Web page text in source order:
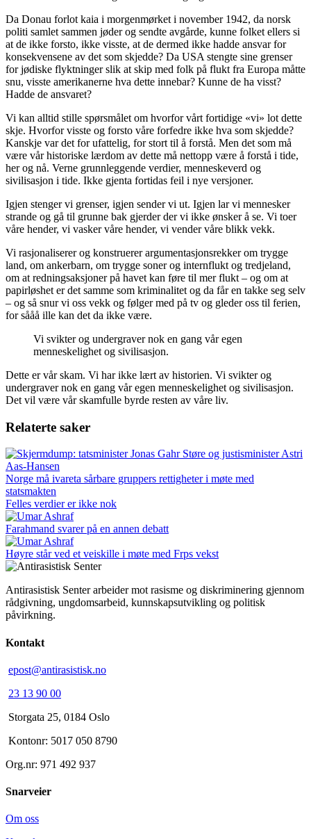
Da Donau forlot kaia i morgenmørket i november 1942, da norsk
politi samlet sammen jøder og sendte avgårde, kunne folket ellers si
at de ikke forsto, ikke visste, at de dermed ikke hadde ansvar for
konsekvensene av det som skjedde? Da USA stengte sine grenser
for jødiske flyktninger slik at skip med folk på flukt fra Europa måtte
snu, visste amerikanerne hva dette innebar? Kunne de ha visst?
Hadde de ansvaret?
Vi kan alltid stille spørsmålet om hvorfor vårt fortidige «vi» lot dette
skje. Hvorfor visste og forsto våre forfedre ikke hva som skjedde?
Kanskje var det for ufattelig, for stort til å forstå. Men det som må
være vår historiske lærdom av dette må nettopp være å forstå i tide,
her og nå. Verne grunnleggende verdier, menneskeverd og
sivilisasjon i tide. Ikke gjenta fortidas feil i nye versjoner.
Igjen stenger vi grenser, igjen sender vi ut. Igjen lar vi mennesker
strande og gå til grunne bak gjerder der vi ikke ønsker å se. Vi toer
våre hender, vi vasker våre hender, vi vender våre blikk vekk.
Vi rasjonaliserer og konstruerer argumentasjonsrekker om trygge
land, om ankerbarn, om trygge soner og internflukt og tredjeland,
om at redningsaksjoner på havet kan føre til mer flukt – og om at
papirløshet er det samme som kriminalitet og da får en takke seg selv
– og så snur vi oss vekk og følger med på tv og gleder oss til ferien,
for sååå ille kan det da ikke være.
Vi svikter og undergraver nok en gang vår egen
menneskelighet og sivilisasjon.
Dette er vår skam. Vi har ikke lært av historien. Vi svikter og
undergraver nok en gang vår egen menneskelighet og sivilisasjon.
Det vil være vår skamfulle byrde resten av våre liv.
Relaterte saker
Norge må ivareta sårbare gruppers rettigheter i møte med
statsmakten
Felles verdier er ikke nok
Farahmand svarer på en annen debatt
Høyre står ved et veiskille i møte med Frps vekst
Antirasistisk Senter arbeider mot rasisme og diskriminering gjennom
rådgivning, ungdomsarbeid, kunnskapsutvikling og politisk
påvirkning.
Kontakt
epost@antirasistisk.no
23 13 90 00
Storgata 25, 0184 Oslo
Kontonr: 5017 050 8790
Org.nr: 971 492 937
Snarveier
Om oss